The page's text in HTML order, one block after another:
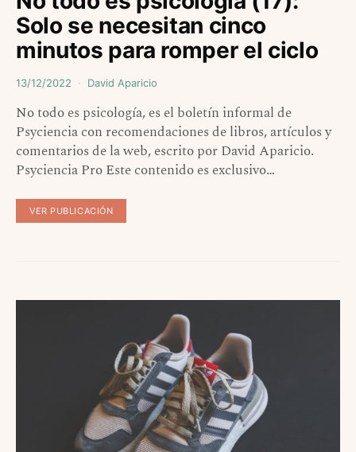
Solo se necesitan cinco
minutos para romper el ciclo
13/12/2022 David Aparicio
No todo es psicología, es el boletín informal de
Psyciencia con recomendaciones de libros, artículos y
comentarios de la web, escrito por David Aparicio.
Psyciencia Pro Este contenido es exclusivo…
VER PUBLICACIÓN